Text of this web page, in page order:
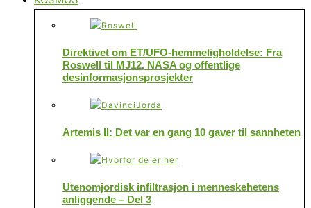
Direktivet om ET/UFO-hemmeligholdelse: Fra
Roswell til MJ12, NASA og offentlige
desinformasjonsprosjekter
Artemis II: Det var en gang 10 gaver til sannheten
Utenomjordisk infiltrasjon i menneskehetens
anliggende – Del 3